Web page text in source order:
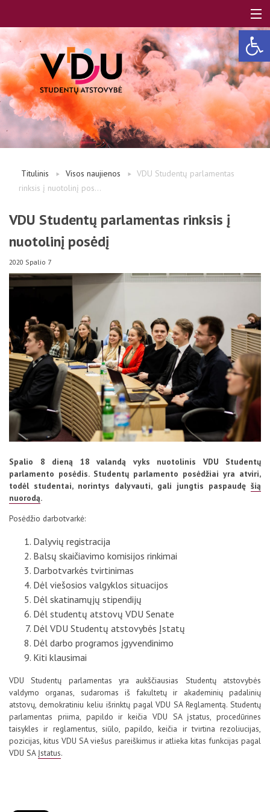
LT
Studentams
Studentų atstovai
D.U.K
Kontaktai
Privatumo politika
Titulinis Visos naujienos
VDU Studentų parlamentas
rinksis į nuotolinį pos...
VDU Studentų parlamentas rinksis į
nuotolinį posėdį
2020 Spalio 7
Spalio 8 dieną 18 valandą vyks nuotolinis VDU Studentų
parlamento posėdis. Studentų parlamento posėdžiai yra atviri,
todėl studentai, norintys dalyvauti, gali jungtis paspaudę šią
nuorodą.
Posėdžio darbotvarkė:
Dalyvių registracija
Balsų skaičiavimo komisijos rinkimai
Darbotvarkės tvirtinimas
Dėl viešosios valgyklos situacijos
Dėl skatinamųjų stipendijų
Dėl studentų atstovų VDU Senate
Dėl VDU Studentų atstovybės Įstatų
Dėl darbo programos įgyvendinimo
Kiti klausimai
VDU Studentų parlamentas yra aukščiausias Studentų atstovybės
valdymo organas, sudaromas iš fakultetų ir akademinių padalinių
atstovų, demokratiniu keliu išrinktų pagal VDU SA Reglamentą. Studentų
parlamentas priima, papildo ir keičia VDU SA įstatus, procedūrines
taisykles ir reglamentus, siūlo, papildo, keičia ir tvirtina rezoliucijas,
pozicijas, kitus VDU SA viešus pareiškimus ir atlieka kitas funkcijas pagal
VDU SA Įstatus.